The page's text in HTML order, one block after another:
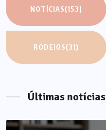
NOTÍCIAS(153)
RODEIOS(31)
Últimas notícias